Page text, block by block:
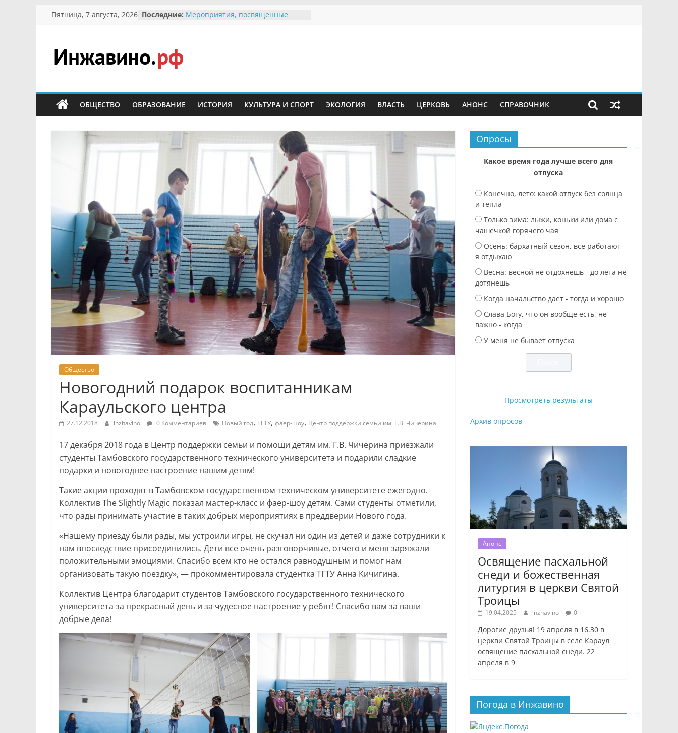
Перейти
Пятница, 7 августа, 2026 Последние: Мероприятия, посвященные
Безопасность в сети Интернет
Ученики приняли участие в
мероприятии «Сохраним
В вольере Воронинского
заповедника родились крапчатые
Инжавино.рф
сельский
портал
ОБЩЕСТВО ОБРАЗОВАНИЕ ИСТОРИЯ КУЛЬТУРА И СПОРТ ЭКОЛОГИЯ ВЛАСТЬ ЦЕРКОВЬ АНОНС СПРАВОЧНИК
Общество
Новогодний подарок воспитанникам
Караульского центра
27.12.2018 inzhavino 0 Комментариев Новый год, ТГТУ, фаер-шоу, Центр поддержки семьи им. Г.В. Чичерина
17 декабря 2018 года в Центр поддержки семьи и помощи детям им. Г.В. Чичерина приезжали
студенты Тамбовского государственного технического университета и подарили сладкие
подарки и новогоднее настроение нашим детям!
Такие акции проходят в Тамбовском государственном техническом университете ежегодно.
Коллектив The Slightly Magic показал мастер-класс и фаер-шоу детям. Сами студенты отметили,
что рады принимать участие в таких добрых мероприятиях в преддверии Нового года.
«Нашему приезду были рады, мы устроили игры, не скучал ни один из детей и даже сотрудники к
нам впоследствие присоединились. Дети все очень разговорчивые, отчего и меня заряжали
положительными эмоциями. Спасибо всем кто не остался равнодушным и помог нам
организовать такую поездку», — прокомментировала студентка ТГТУ Анна Кичигина.
Коллектив Центра благодарит студентов Тамбовского государственного технического
университета за прекрасный день и за чудесное настроение у ребят! Спасибо вам за ваши
добрые дела!
Опросы
Какое время года лучше всего для
отпуска
Конечно, лето: какой отпуск без солнца
и тепла
Только зима: лыжи, коньки или дома с
чашечкой горячего чая
Осень: бархатный сезон, все работают -
я отдыхаю
Весна: весной не отдохнешь - до лета не
дотянешь
Когда начальство дает - тогда и хорошо
Слава Богу, что он вообще есть, не
важно - когда
У меня не бывает отпуска
Просмотреть результаты
Архив опросов
Анонс
Освящение пасхальной
снеди и божественная
литургия в церкви Святой
Троицы
19.04.2025 inzhavino 0
Дорогие друзья! 19 апреля в 16.30 в
церкви Святой Троицы в селе Караул
освящение пасхальной снеди. 22
апреля в 9
Погода в Инжавино